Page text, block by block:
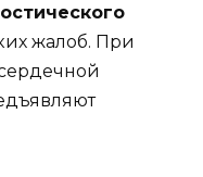
жалоб. При